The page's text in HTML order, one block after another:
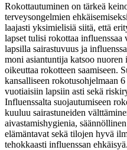
Rokottautuminen on tärkeä
terveysongelmien
laajasti yksimielisiä siitä, että
lapset tulisi rokottaa
lapsilla sairastuvuus ja
moni asiantuntija katsoo nuoren
oikeuttaa rokotteen saamiseen.
kansalliseen rokotusohjelmaan
vuotiaisiin lapsiin asti sekä
Influenssalta suojautumiseen
kuuluu sairastuneiden
aivastamishygienia,
elämäntavat sekä tilojen hyvä
tehokkaasti influenssan ehkäisyä.